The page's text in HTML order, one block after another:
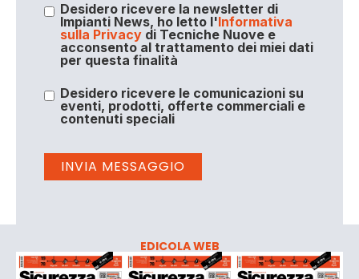
Desidero ricevere la newsletter di
Impianti News, ho letto l'Informativa
sulla Privacydi Tecniche Nuove e
acconsento al trattamento dei miei dati
per questa finalità
Desidero ricevere le comunicazioni su
eventi, prodotti, offerte commerciali e
contenuti speciali
EDICOLA WEB